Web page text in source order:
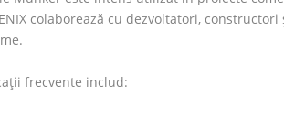
colaborează cu dezvoltatori,
frecvente includ: